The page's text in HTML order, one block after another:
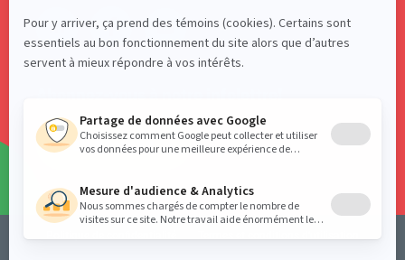
S'ABONNER